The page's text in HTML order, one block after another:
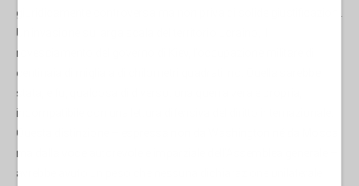
giuridicamente controversa ma non priva di solide giustificazioni.
Un’invasione su larga scala del territorio ucraino, il
rovesciamento del governo di Kiev, l’occupazione militare di
centinaia di migliaia di chilometri quadrati, no. Quella sarebbe
stata, e fu, qualcosa di diverso: una guerra vera e propria,
incompatibile con una lettura difensiva del diritto internazionale.
Questa distinzione – espressa non da Washington né da Mosca,
ma dalla voce autorevole e imparziale dell’Assemblea generale –
avrebbe avuto un peso che nessuna dichiarazione unilaterale